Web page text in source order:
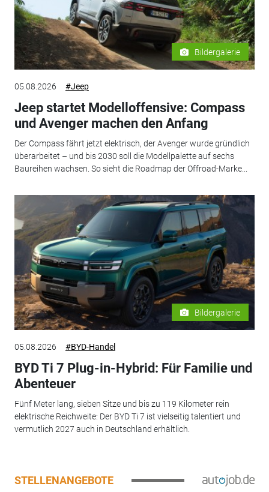
Bildergalerie
05.08.2026 #Jeep
Jeep startet Modelloffensive: Compass
und Avenger machen den Anfang
Der Compass fährt jetzt elektrisch, der Avenger wurde gründlich
überarbeitet – und bis 2030 soll die Modellpalette auf sechs
Baureihen wachsen. So sieht die Roadmap der Offroad-Marke...
Bildergalerie
05.08.2026 #BYD-Handel
BYD Ti 7 Plug-in-Hybrid: Für Familie und
Abenteuer
Fünf Meter lang, sieben Sitze und bis zu 119 Kilometer rein
elektrische Reichweite: Der BYD Ti 7 ist vielseitig talentiert und
vermutlich 2027 auch in Deutschland erhältlich.
STELLENANGEBOTE